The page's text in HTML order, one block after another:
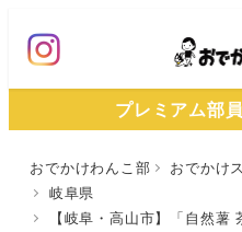
ン
プレミアム部
おでかけわんこ部 おでかけ
岐阜県
【岐阜・高山市】「自然薯